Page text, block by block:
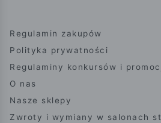
Regulamin zakupów
Polityka prywatności
Regulaminy konkursów i
O nas
Nasze sklepy
Zwroty i wymiany w salonach